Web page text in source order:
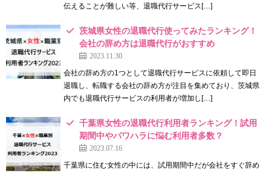
伝えることが難しい等、退職代行サービス[…]
茨城県女性の退職代行使ってみたランキング！
会社の辞め方は退職代行がおすすめ
2023.11.30
会社の辞め方の1つとして退職代行サービスに依頼して即日
退職し、転職する会社の辞め方が注目を集めており、茨城県
内でも退職代行サービスの利用者が増加し[…]
千葉県女性の退職代行利用者ランキング！試用
期間中やパワハラに悩む利用者多数？
2023.07.16
千葉県に住む女性の中には、試用期間中だが会社をすぐ辞め